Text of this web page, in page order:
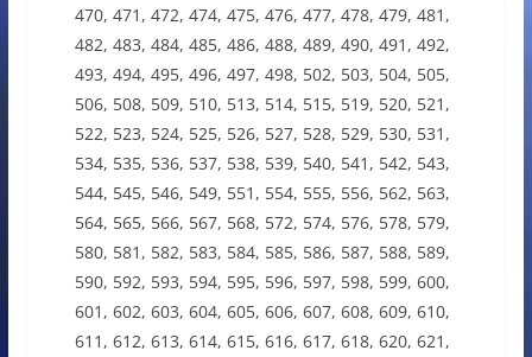
470, 471, 472, 474, 475, 476, 477, 478, 479, 481,
482, 483, 484, 485, 486, 488, 489, 490, 491, 492,
493, 494, 495, 496, 497, 498, 502, 503, 504, 505,
506, 508, 509, 510, 513, 514, 515, 519, 520, 521,
522, 523, 524, 525, 526, 527, 528, 529, 530, 531,
534, 535, 536, 537, 538, 539, 540, 541, 542, 543,
544, 545, 546, 549, 551, 554, 555, 556, 562, 563,
564, 565, 566, 567, 568, 572, 574, 576, 578, 579,
580, 581, 582, 583, 584, 585, 586, 587, 588, 589,
590, 592, 593, 594, 595, 596, 597, 598, 599, 600,
601, 602, 603, 604, 605, 606, 607, 608, 609, 610,
611, 612, 613, 614, 615, 616, 617, 618, 620, 621,